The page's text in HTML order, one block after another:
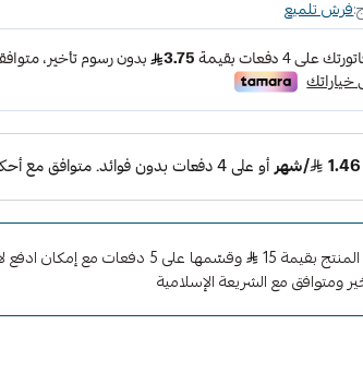
فرش تلميع
بقيمة 15
وقسّمها على 5 دفعات مع إمكان
ومتوافق مع الشريعة الإسلامية